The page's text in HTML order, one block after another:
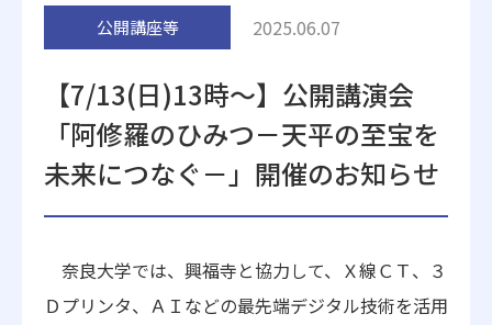
附属施設
受験生の方へ 在学生の方へ
卒業生の方へ 一般・企業の方
公開講座等 2025.06.07
【7/13(日)13時～】公開講演会
「阿修羅のひみつ－天平の至宝を
未来につなぐ－」開催のお知らせ
奈良大学では、興福寺と協力して、Ｘ線ＣＴ、３
Ｄプリンタ、ＡＩなどの最先端デジタル技術を活用